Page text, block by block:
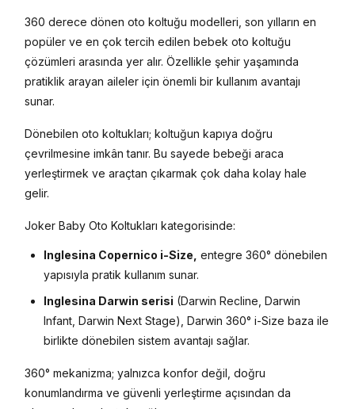
360 derece dönen oto koltuğu modelleri, son yılların en
popüler ve en çok tercih edilen bebek oto koltuğu
çözümleri arasında yer alır. Özellikle şehir yaşamında
pratiklik arayan aileler için önemli bir kullanım avantajı
sunar.
Dönebilen oto koltukları; koltuğun kapıya doğru
çevrilmesine imkân tanır. Bu sayede bebeği araca
yerleştirmek ve araçtan çıkarmak çok daha kolay hale
gelir.
Joker Baby Oto Koltukları kategorisinde:
Inglesina Copernico i-Size, entegre 360° dönebilen
yapısıyla pratik kullanım sunar.
Inglesina Darwin serisi (Darwin Recline, Darwin
Infant, Darwin Next Stage), Darwin 360° i-Size baza ile
birlikte dönebilen sistem avantajı sağlar.
360° mekanizma; yalnızca konfor değil, doğru
konumlandırma ve güvenli yerleştirme açısından da